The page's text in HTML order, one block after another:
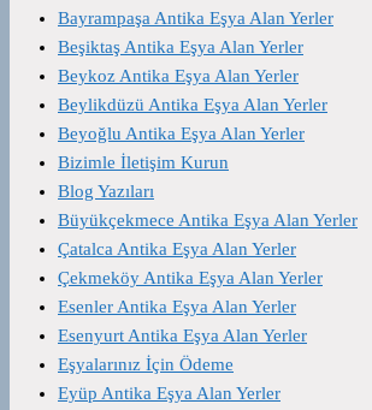
Bayrampaşa Antika Eşya Alan Yerler
Beşiktaş Antika Eşya Alan Yerler
Beykoz Antika Eşya Alan Yerler
Beylikdüzü Antika Eşya Alan Yerler
Beyoğlu Antika Eşya Alan Yerler
Bizimle İletişim Kurun
Blog Yazıları
Büyükçekmece Antika Eşya Alan Yerler
Çatalca Antika Eşya Alan Yerler
Çekmeköy Antika Eşya Alan Yerler
Esenler Antika Eşya Alan Yerler
Esenyurt Antika Eşya Alan Yerler
Eşyalarınız İçin Ödeme
Eyüp Antika Eşya Alan Yerler